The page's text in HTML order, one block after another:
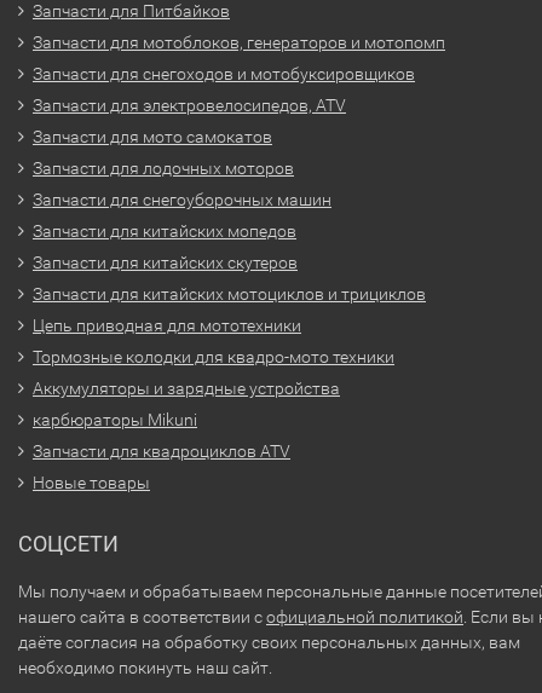
Запчасти для Питбайков
Запчасти для мотоблоков, генераторов и мотопомп
Запчасти для снегоходов и мотобуксировщиков
Запчасти для электровелосипедов, ATV
Запчасти для мото самокатов
Запчасти для лодочных моторов
Запчасти для снегоуборочных машин
Запчасти для китайских мопедов
Запчасти для китайских скутеров
Запчасти для китайских мотоциклов и трициклов
Цепь приводная для мототехники
Тормозные колодки для квадро-мото техники
Аккумуляторы и зарядные устройства
карбюраторы Mikuni
Запчасти для квадроциклов ATV
Новые товары
СОЦСЕТИ
Мы получаем и обрабатываем персональные данные
нашего сайта в соответствии софициальной политикой . Если вы
даёте согласия на обработку своих персональных данных, вам
необходимо покинуть наш сайт.